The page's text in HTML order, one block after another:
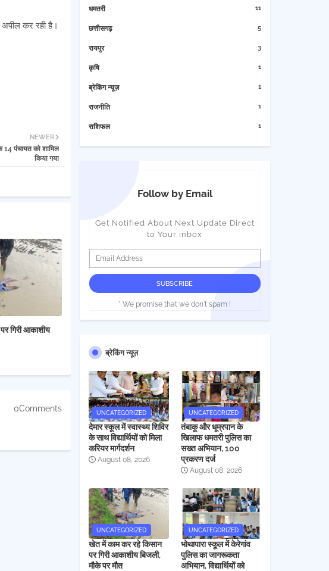
कर रही है।
NEWER
14 पंचायत को शामिल
किया गया
गिरी आकाशीय
0Comments
धमतरी 11
छत्तीसगढ़ 5
रायपुर 3
कृषि 1
ब्रेकिंग न्यूज़ 1
राजनीति 1
राशिफल 1
Follow by Email
Get Notified About Next Update Direct
to Your inbox
* We promise that we don't spam !
ब्रेकिंग न्यूज़
UNCATEGORIZED
देमार स्कूल में स्वास्थ्य शिविर
के साथ विद्यार्थियों को मिला
करियर मार्गदर्शन
August 08, 2026
UNCATEGORIZED
तंबाकू और धूम्रपान के
खिलाफ धमतरी पुलिस का
सख्त अभियान, 100
प्रकरण दर्ज
August 08, 2026
UNCATEGORIZED
खेत में काम कर रहे किसान
पर गिरी आकाशीय बिजली,
मौके पर मौत
UNCATEGORIZED
भोथापारा स्कूल में केरेगांव
पुलिस का जागरूकता
अभियान, विद्यार्थियों को